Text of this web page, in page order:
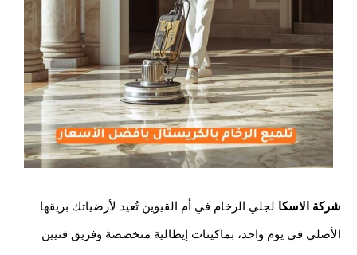
شركة الاسكا لجلي الرخام في أم القيوين تُعيد لأرضياتك بريقها
الأصلي في يوم واحد، بماكينات إيطالية متخصصة وفريق فنيين